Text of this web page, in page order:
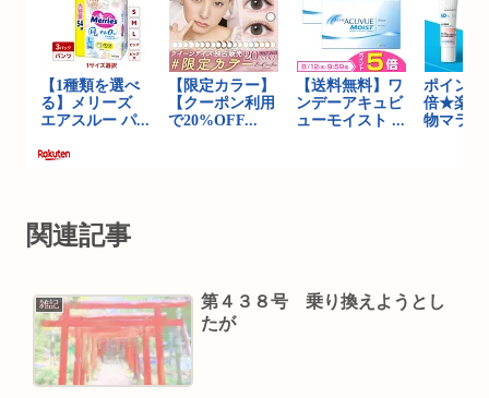
関連記事
雑記
第４３８号 乗り換えようとし
たが